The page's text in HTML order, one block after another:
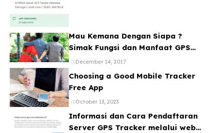
Mau Kemana Dengan Siapa ?
Simak Fungsi dan Manfaat GPS
Mobil
December 14, 2017
Choosing a Good Mobile Tracker
Free App
October 13, 2023
Informasi dan Cara Pendaftaran
Server GPS Tracker melalui web